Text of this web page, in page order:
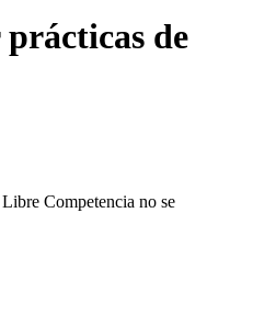
de
Competencia no se